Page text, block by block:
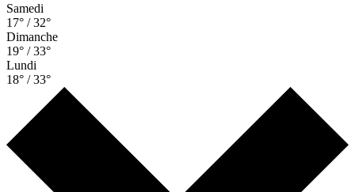
Samedi
17° / 32°
Dimanche
19° / 33°
Lundi
18° / 33°